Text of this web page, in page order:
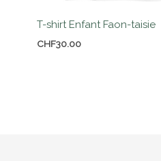
T-shirt Enfant Faon-taisie
CHF30.00